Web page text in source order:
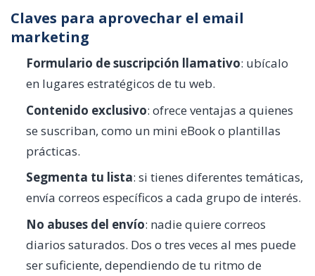
Claves para aprovechar el email
marketing
Formulario de suscripción llamativo: ubícalo
en lugares estratégicos de tu web.
Contenido exclusivo: ofrece ventajas a quienes
se suscriban, como un mini eBook o plantillas
prácticas.
Segmenta tu lista: si tienes diferentes temáticas,
envía correos específicos a cada grupo de interés.
No abuses del envío: nadie quiere correos
diarios saturados. Dos o tres veces al mes puede
ser suficiente, dependiendo de tu ritmo de